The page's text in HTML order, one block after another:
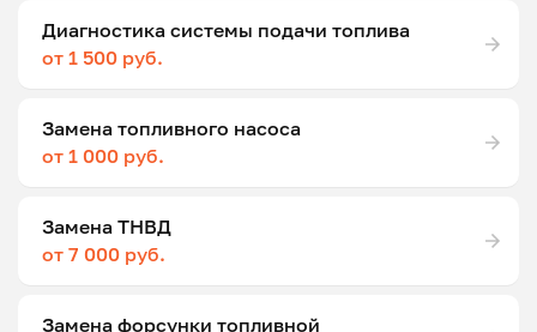
Диагностика системы подачи топлива
от 1 500 руб.
Замена топливного насоса
от 1 000 руб.
Замена ТНВД
от 7 000 руб.
Замена форсунки топливной